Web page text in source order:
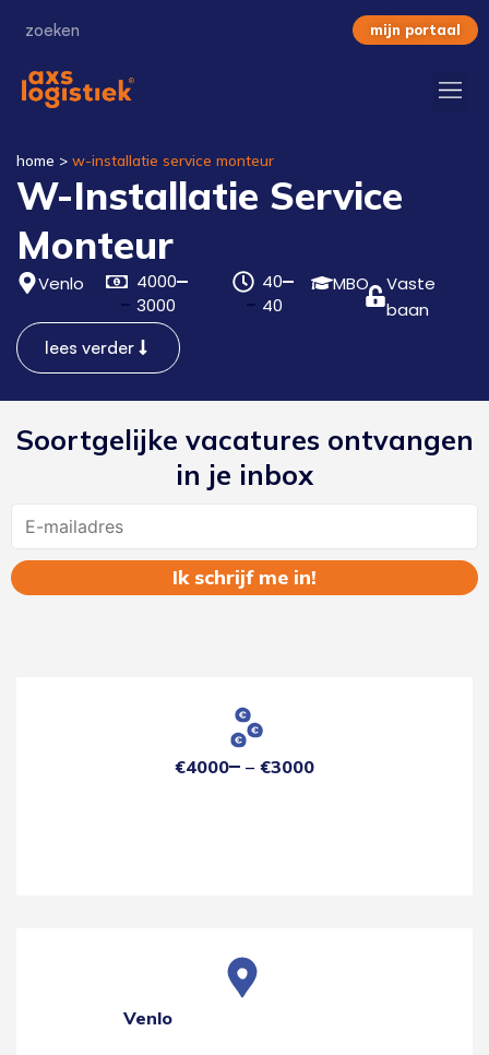
mijn portaal
home > w-installatie service monteur
W-Installatie Service
Monteur
Venlo
4000
3000
40
40
MBO
Vaste
baan
lees verder
Soortgelijke vacatures ontvangen
in je inbox
€4000 €3000
Venlo